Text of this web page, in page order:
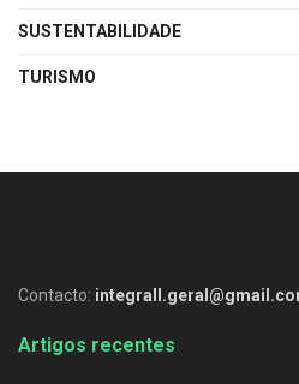
SUSTENTABILIDADE
TURISMO
Contacto:
Artigos recentes